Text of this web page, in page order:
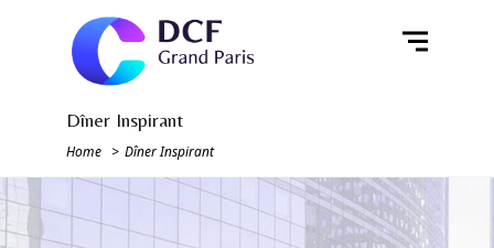
Dîner Inspirant
Home Dîner Inspirant